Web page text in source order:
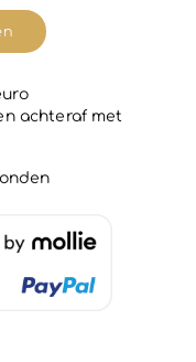
achteraf met